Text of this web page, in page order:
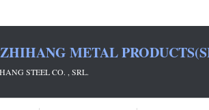
METAL
STEEL CO. , SRL.